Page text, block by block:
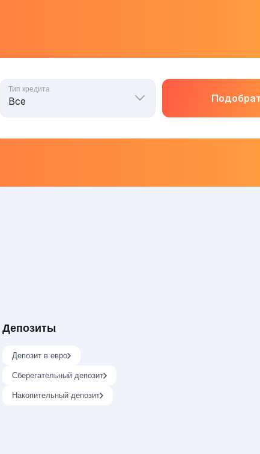
Тип кредита
Депозиты
Депозит в евро
Сберегательный депозит
Накопительный депозит